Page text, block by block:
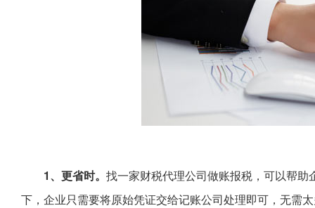
1、更省时。 找一家财税代理公司做账报税，可以帮
下，企业只需要将原始凭证交给记账公司处理即可，无需